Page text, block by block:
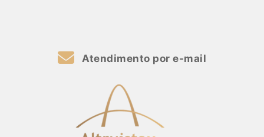
Atendimento por e-mail